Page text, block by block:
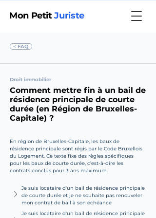
Mon PetitJuriste
< FAQ
Droit immobilier
Comment mettre fin à un bail de
résidence principale de courte
durée (en Région de Bruxelles-
Capitale) ?
En région de Bruxelles-Capitale, les baux de
résidence principale sont régis par le Code Bruxellois
du Logement. Ce texte fixe des règles spécifiques
pour les baux de courte durée, c’est-à-dire les
contrats conclus pour 3 ans maximum.
Je suis locataire d'un bail de résidence principale
de courte durée et je ne souhaite pas renouveler
mon contrat de bail à son échéance
Je suis locataire d'un bail de résidence principale